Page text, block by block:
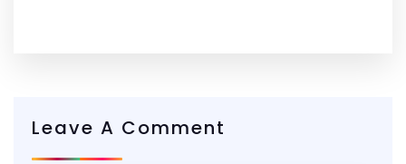
Leave A Comment